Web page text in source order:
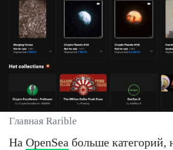
Главная Rarible
На OpenSea больше категорий,